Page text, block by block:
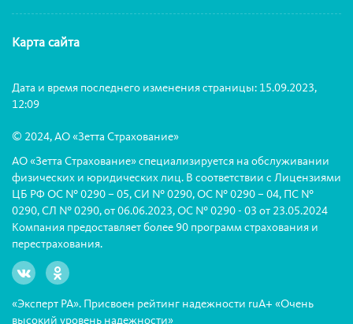
Карта сайта
Дата и время последнего изменения страницы: 15.09.2023,
12:09
© 2024, АО «Зетта Страхование»
АО «Зетта Страхование» специализируется на обслуживании
физических и юридических лиц. В соответствии с Лицензиями
ЦБ РФ ОС № 0290 – 05, СИ № 0290, ОС № 0290 – 04, ПС №
0290, СЛ № 0290, от 06.06.2023, ОС № 0290 - 03 от 23.05.2024
Компания предоставляет более 90 программ страхования и
перестрахования.
«Эксперт РА». Присвоен рейтинг надежности ruА+ «Очень
высокий уровень надежности»